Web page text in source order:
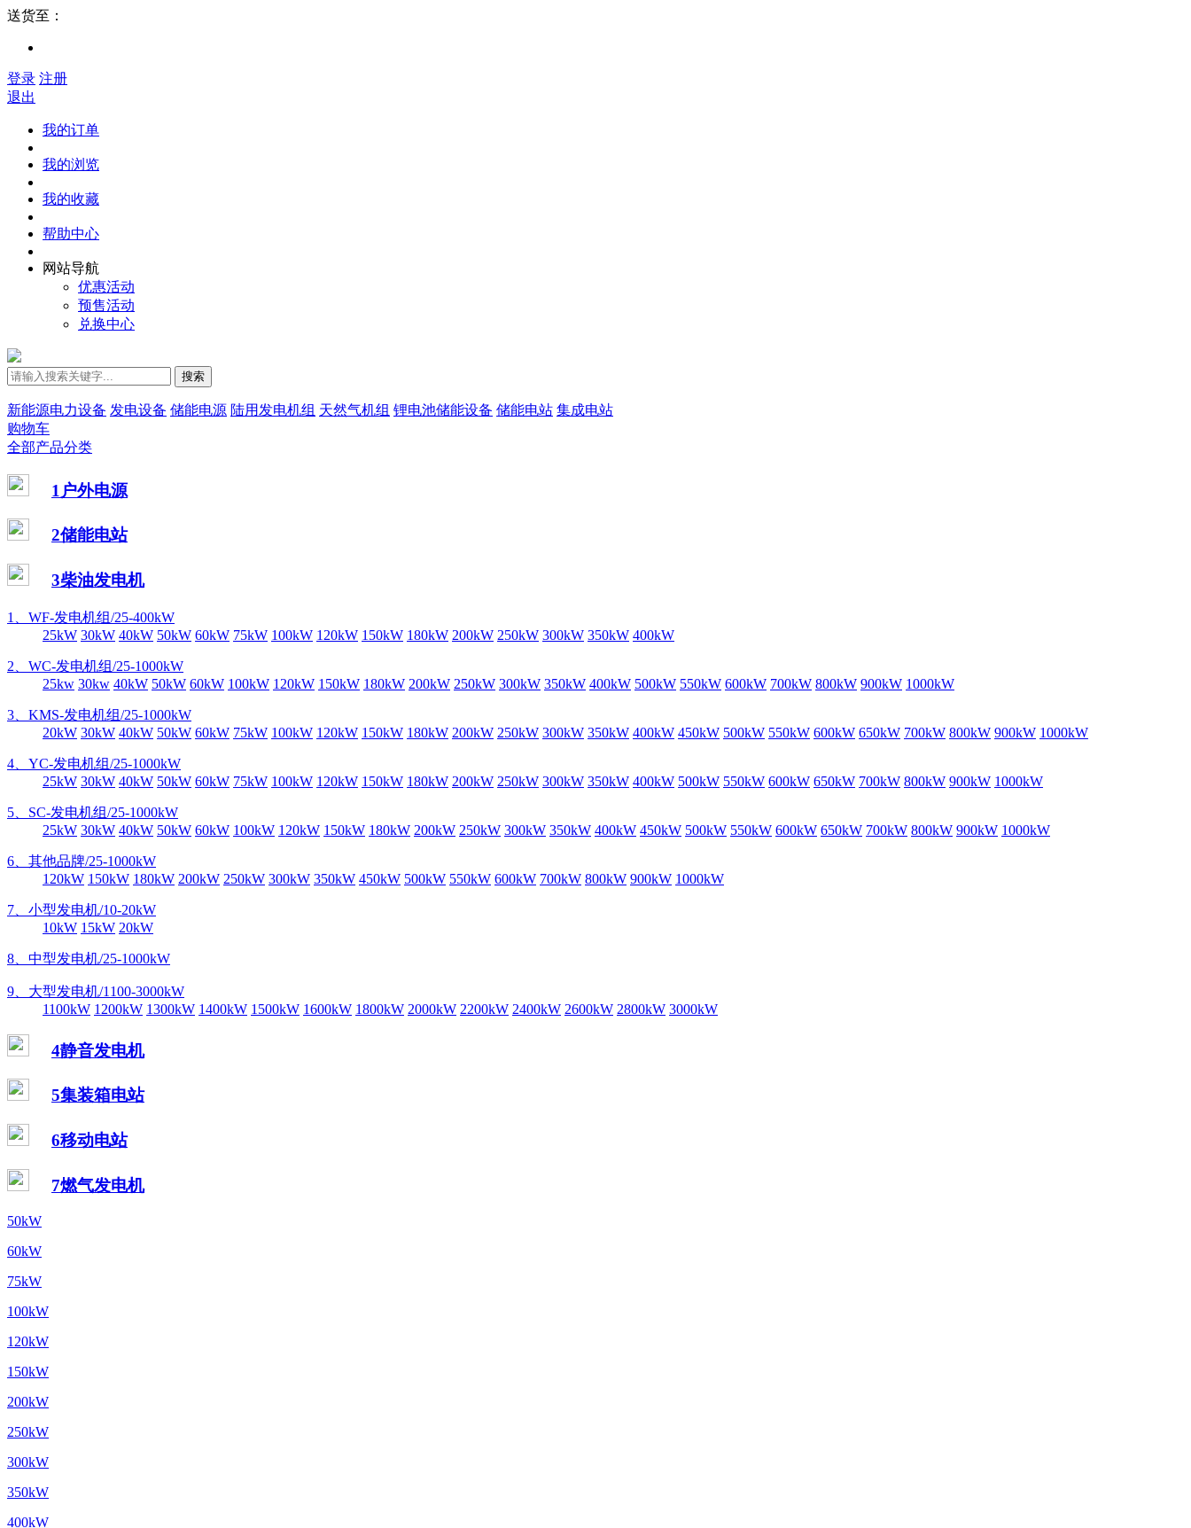
送货至：
登录 注册
退出
我的订单
我的浏览
我的收藏
帮助中心
网站导航
优惠活动
预售活动
兑换中心
搜索
新能源电力设备 发电设备 储能电源 陆用发电机组 天然气机组 锂电池储能设备 储能电站 集成电站
购物车
全部产品分类
1户外电源
2储能电站
3柴油发电机
1、WF-发电机组/25-400kW
25kW 30kW 40kW 50kW 60kW 75kW 100kW 120kW 150kW 180kW 200kW 250kW 300kW 350kW 400kW
2、WC-发电机组/25-1000kW
25kw 30kw 40kW 50kW 60kW 100kW 120kW 150kW 180kW 200kW 250kW 300kW 350kW 400kW 500kW 550kW 600kW 700kW 800kW 900kW 1000kW
3、KMS-发电机组/25-1000kW
20kW 30kW 40kW 50kW 60kW 75kW 100kW 120kW 150kW 180kW 200kW 250kW 300kW 350kW 400kW 450kW 500kW 550kW 600kW 650kW 700kW 800kW 900kW 1000kW
4、YC-发电机组/25-1000kW
25kW 30kW 40kW 50kW 60kW 75kW 100kW 120kW 150kW 180kW 200kW 250kW 300kW 350kW 400kW 500kW 550kW 600kW 650kW 700kW 800kW 900kW 1000kW
5、SC-发电机组/25-1000kW
25kW 30kW 40kW 50kW 60kW 100kW 120kW 150kW 180kW 200kW 250kW 300kW 350kW 400kW 450kW 500kW 550kW 600kW 650kW 700kW 800kW 900kW 1000kW
6、其他品牌/25-1000kW
120kW 150kW 180kW 200kW 250kW 300kW 350kW 450kW 500kW 550kW 600kW 700kW 800kW 900kW 1000kW
7、小型发电机/10-20kW
10kW 15kW 20kW
8、中型发电机/25-1000kW
9、大型发电机/1100-3000kW
1100kW 1200kW 1300kW 1400kW 1500kW 1600kW 1800kW 2000kW 2200kW 2400kW 2600kW 2800kW 3000kW
4静音发电机
5集装箱电站
6移动电站
7燃气发电机
50kW
60kW
75kW
100kW
120kW
150kW
200kW
250kW
300kW
350kW
400kW